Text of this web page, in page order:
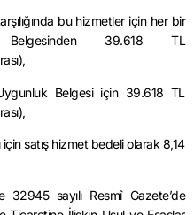
bu hizmetler için her bir
39.618 TL
Belgesi için 39.618 TL
satış hizmet bedeli olarak 8,14
sayılı Resmî Gazete’de